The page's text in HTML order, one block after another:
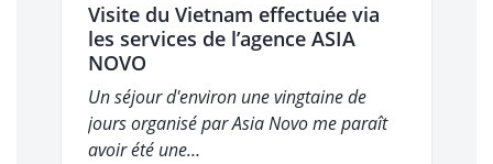
Visite du Vietnam effectuée via
les services de l’agence ASIA
NOVO
Un séjour d'environ une vingtaine de
jours organisé par Asia Novo me paraît
avoir été une…